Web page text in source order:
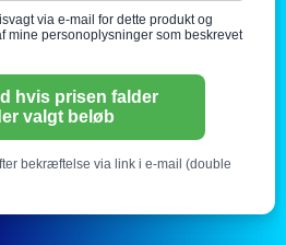
via e-mail for dette produkt og
mine personoplysninger som beskrevet
hvis prisen falder
valgt beløb
bekræftelse via link i e-mail (double